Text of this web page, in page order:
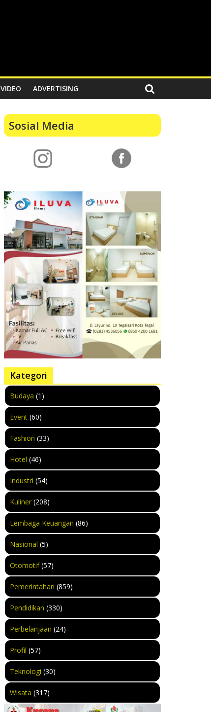
VIDEO ADVERTISING
Sosial Media
Kategori
Budaya (1)
Event(60)
Fashion (33)
Hotel (46)
Industri (54)
Kuliner(208)
Lembaga Keuangan (86)
Nasional (5)
Otomotif(57)
Pemerintahan (859)
Pendidikan (330)
Perbelanjaan (24)
Profil (57)
Teknologi (30)
Wisata (317)